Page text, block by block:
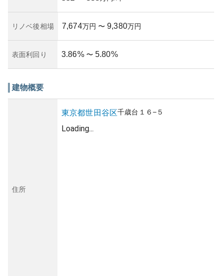
リノベ後相場 7,674万円 〜 9,380万円
表面利回り 3.86% 〜 5.80%
建物概要
住所
東京都世田谷区千歳台 １６−５
Loading...